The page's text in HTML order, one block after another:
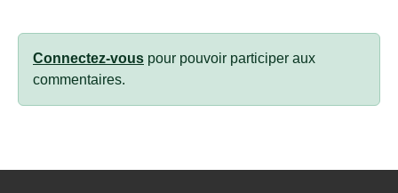
Connectez-vous pour pouvoir participer aux
commentaires.